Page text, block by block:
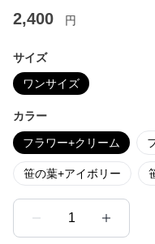
2,400 円
サイズ
ワンサイズ
カラー
フラワー+クリーム
笹の葉+アイボリー
1